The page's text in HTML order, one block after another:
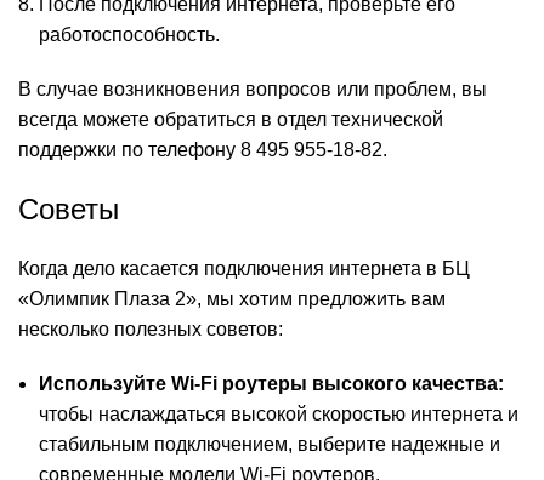
работоспособность.
В случае возникновения вопросов или проблем, вы
всегда можете обратиться в отдел технической
поддержки по телефону 8 495 955-18-82.
Советы
Когда дело касается подключения интернета в БЦ
«Олимпик Плаза 2», мы хотим предложить вам
несколько полезных советов:
Используйте Wi-Fi роутеры высокого качества:
чтобы наслаждаться высокой скоростью интернета и
стабильным подключением, выберите надежные и
современные модели Wi-Fi роутеров.